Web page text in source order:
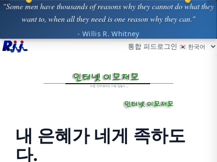
"Some men have thousands of reasons why they cannot do what they
want to, when all they need is one reason why they can."
- Willis R. Whitney
통합 피드로그인
내 은혜가 네게 족하도
다.